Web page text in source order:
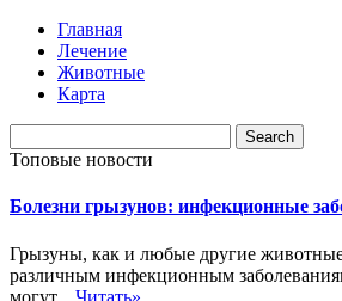
Главная
Лечение
Животные
Карта
Топовые новости
Болезни грызунов: инфекционные
Грызуны, как и любые другие
различным инфекционным
могут... Читать»